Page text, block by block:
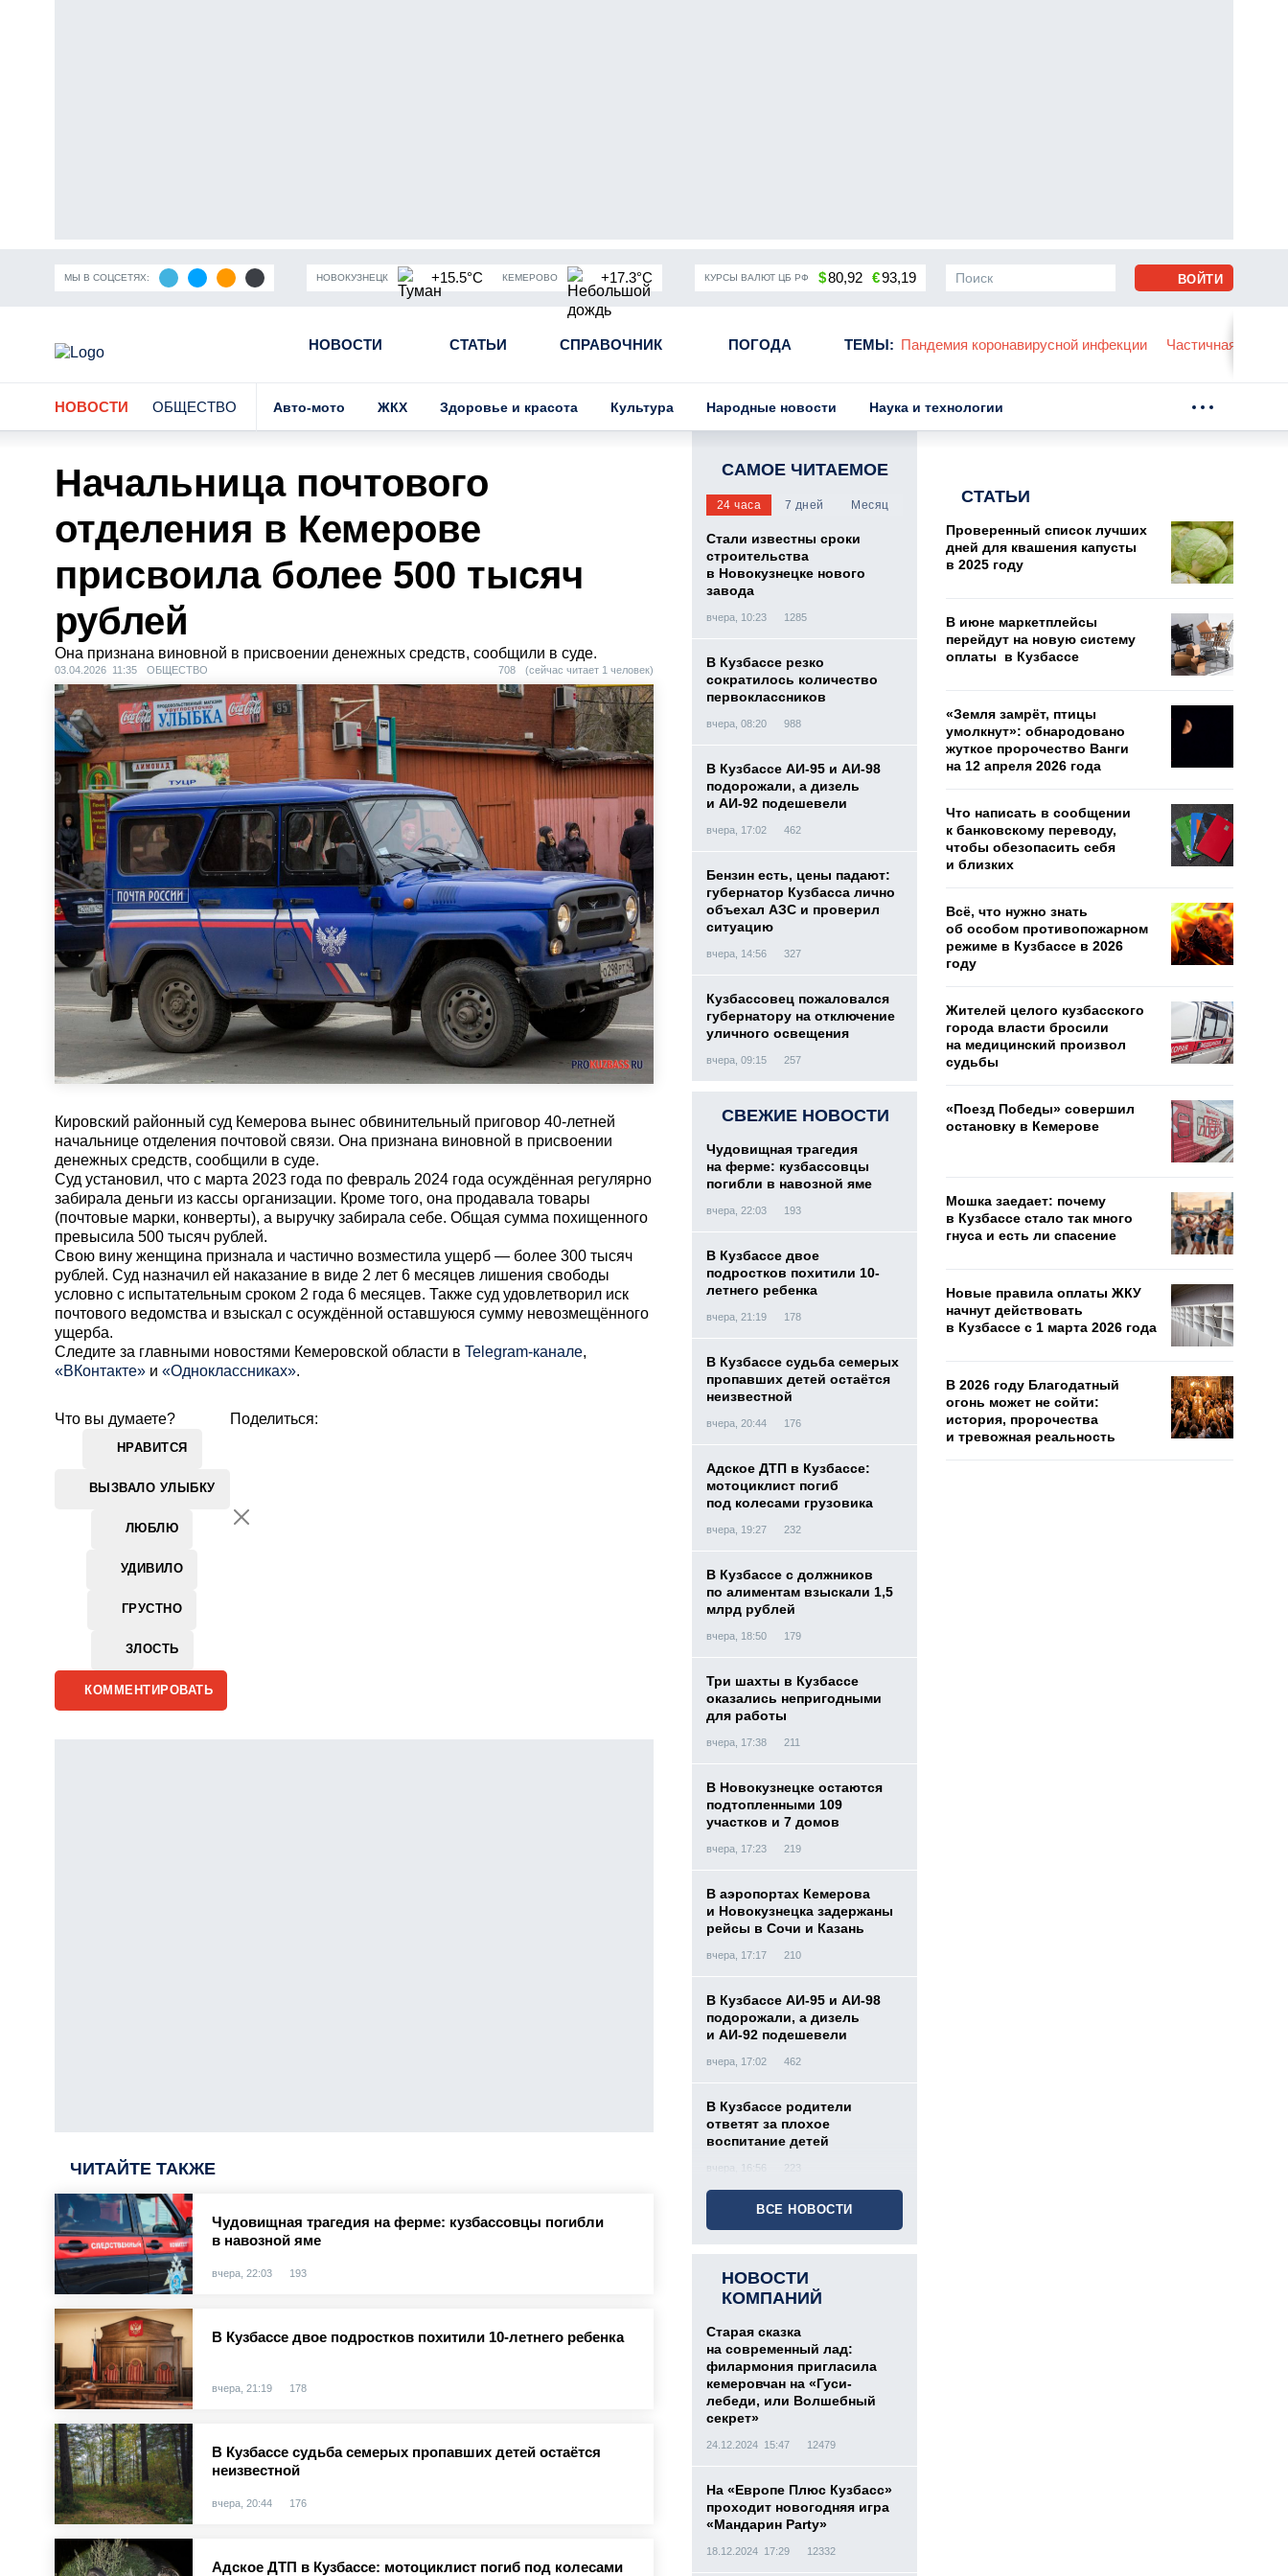
МЫ В СОЦСЕТЯХ: НОВОКУЗНЕЦК +15.5°C КЕМЕРОВО +17.3°C КУРСЫ ВАЛЮТ ЦБ РФ $80,92 €93,19
НОВОСТИ СТАТЬИ СПРАВОЧНИК ПОГОДА ТЕМЫ:
Кузбасса Пандемия коронавирусной инфекции Частичная мобилизация в России Угольная промышленность Кузбасса Пандемия коронавирусной инфекции Частичная
ВОЙТИ
НОВОСТИ ОБЩЕСТВО Авто-мото ЖКХ Здоровье и красота Культура Народные новости Наука и технологии
Начальница почтового
отделения в Кемерове
присвоила более 500 тысяч
рублей
Она признана виновной в присвоении денежных средств, сообщили в суде.
03.04.2026 11:35 ОБЩЕСТВО 708 (сейчас читает 1 человек)
Кировский районный суд Кемерова вынес обвинительный приговор 40-летней
начальнице отделения почтовой связи. Она признана виновной в присвоении
денежных средств, сообщили в суде.
Суд установил, что с марта 2023 года по февраль 2024 года осуждённая регулярно
забирала деньги из кассы организации. Кроме того, она продавала товары
(почтовые марки, конверты), а выручку забирала себе. Общая сумма похищенного
превысила 500 тысяч рублей.
Свою вину женщина признала и частично возместила ущерб — более 300 тысяч
рублей. Суд назначил ей наказание в виде 2 лет 6 месяцев лишения свободы
условно с испытательным сроком 2 года 6 месяцев. Также суд удовлетворил иск
почтового ведомства и взыскал с осуждённой оставшуюся сумму невозмещённого
ущерба.
Cледите за главными новостями Кемеровской области в Telegram-канале,
«ВКонтакте» и «Одноклассниках».
Что вы думаете?
НРАВИТСЯ
ВЫЗВАЛО УЛЫБКУ
ЛЮБЛЮ
УДИВИЛО
ГРУСТНО
ЗЛОСТЬ
Поделиться:
КОММЕНТИРОВАТЬ
ЧИТАЙТЕ ТАКЖЕ
Чудовищная трагедия на ферме: кузбассовцы погибли
в навозной яме
вчера, 22:03 193
В Кузбассе двое подростков похитили 10-летнего ребенка
вчера, 21:19 178
В Кузбассе судьба семерых пропавших детей остаётся
неизвестной
вчера, 20:44 176
Адское ДТП в Кузбассе: мотоциклист погиб под колесами
САМОЕ ЧИТАЕМОЕ
24 часа 7 дней Месяц
Стали известны сроки
строительства
в Новокузнецке нового
завода
вчера, 10:23 1285
В Кузбассе резко
сократилось количество
первоклассников
вчера, 08:20 988
В Кузбассе АИ-95 и АИ-98
подорожали, а дизель
и АИ-92 подешевели
вчера, 17:02 462
Бензин есть, цены падают:
губернатор Кузбасса лично
объехал АЗС и проверил
ситуацию
вчера, 14:56 327
Кузбассовец пожаловался
губернатору на отключение
уличного освещения
вчера, 09:15 257
СВЕЖИЕ НОВОСТИ
Чудовищная трагедия
на ферме: кузбассовцы
погибли в навозной яме
вчера, 22:03 193
В Кузбассе двое
подростков похитили 10-
летнего ребенка
вчера, 21:19 178
В Кузбассе судьба семерых
пропавших детей остаётся
неизвестной
вчера, 20:44 176
Адское ДТП в Кузбассе:
мотоциклист погиб
под колесами грузовика
вчера, 19:27 232
В Кузбассе с должников
по алиментам взыскали 1,5
млрд рублей
вчера, 18:50 179
Три шахты в Кузбассе
оказались непригодными
для работы
вчера, 17:38 211
В Новокузнецке остаются
подтопленными 109
участков и 7 домов
вчера, 17:23 219
В аэропортах Кемерова
и Новокузнецка задержаны
рейсы в Сочи и Казань
вчера, 17:17 210
В Кузбассе АИ-95 и АИ-98
подорожали, а дизель
и АИ-92 подешевели
вчера, 17:02 462
В Кузбассе родители
ответят за плохое
воспитание детей
вчера, 16:56 223
ВСЕ НОВОСТИ
НОВОСТИ
КОМПАНИЙ
Старая сказка
на современный лад:
филармония пригласила
кемеровчан на «Гуси-
лебеди, или Волшебный
секрет»
24.12.2024 15:47 12479
На «Европе Плюс Кузбасс»
проходит новогодняя игра
«Мандарин Party»
18.12.2024 17:29 12332
СТАТЬИ
Проверенный список лучших
дней для квашения капусты
в 2025 году
В июне маркетплейсы
перейдут на новую систему
оплаты в Кузбассе
«Земля замрёт, птицы
умолкнут»: обнародовано
жуткое пророчество Ванги
на 12 апреля 2026 года
Что написать в сообщении
к банковскому переводу,
чтобы обезопасить себя
и близких
Всё, что нужно знать
об особом противопожарном
режиме в Кузбассе в 2026
году
Жителей целого кузбасского
города власти бросили
на медицинский произвол
судьбы
«Поезд Победы» совершил
остановку в Кемерове
Мошка заедает: почему
в Кузбассе стало так много
гнуса и есть ли спасение
Новые правила оплаты ЖКУ
начнут действовать
в Кузбассе с 1 марта 2026 года
В 2026 году Благодатный
огонь может не сойти:
история, пророчества
и тревожная реальность